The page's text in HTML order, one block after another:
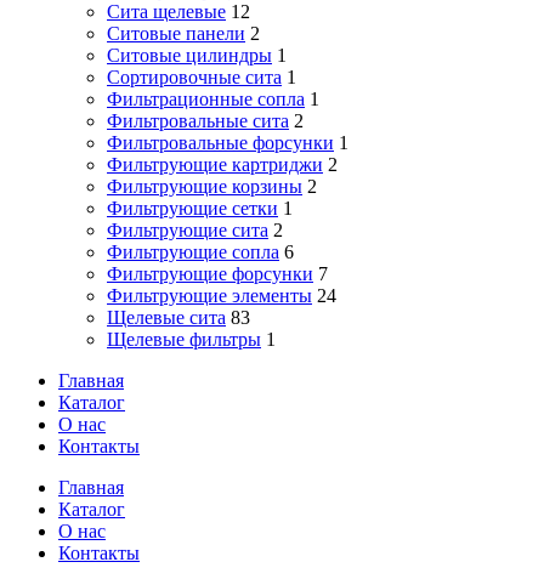
Сита щелевые 12
Ситовые панели 2
Ситовые цилиндры 1
Сортировочные сита 1
Фильтрационные сопла 1
Фильтровальные сита 2
Фильтровальные форсунки 1
Фильтрующие картриджи 2
Фильтрующие корзины 2
Фильтрующие сетки 1
Фильтрующие сита 2
Фильтрующие сопла 6
Фильтрующие форсунки 7
Фильтрующие элементы 24
Щелевые сита 83
Щелевые фильтры 1
Главная
Каталог
О нас
Контакты
Close
Menu
Главная
Каталог
О нас
Контакты